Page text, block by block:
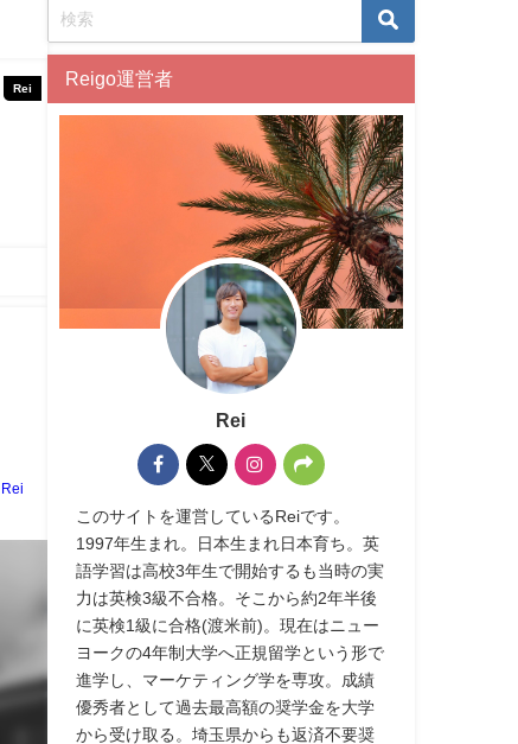
Rei
Rei
Reigo運営者
Rei
このサイトを運営しているReiです。
1997年生まれ。日本生まれ日本育ち。英
語学習は高校3年生で開始するも当時の実
力は英検3級不合格。そこから約2年半後
に英検1級に合格(渡米前)。現在はニュー
ヨークの4年制大学へ正規留学という形で
進学し、マーケティング学を専攻。成績
優秀者として過去最高額の奨学金を大学
から受け取る。埼玉県からも返済不要奨